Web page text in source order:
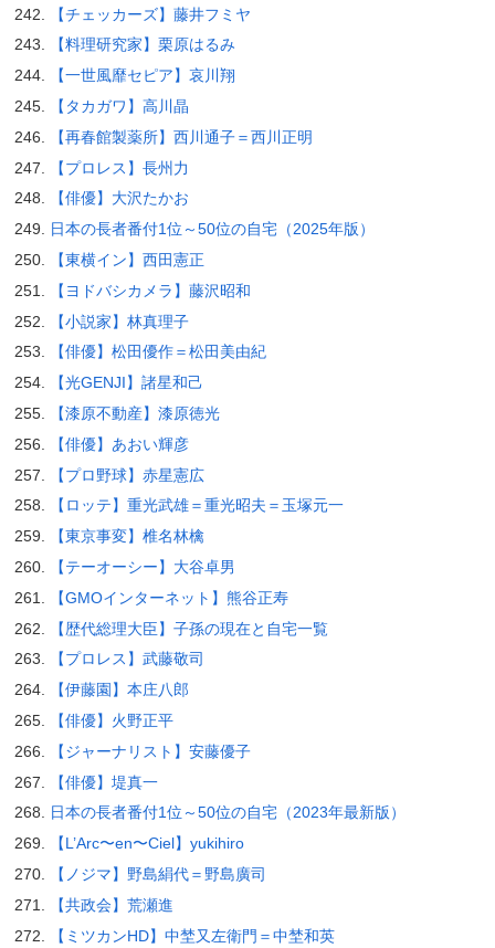
【チェッカーズ】藤井フミヤ
【料理研究家】栗原はるみ
【一世風靡セピア】哀川翔
【タカガワ】高川晶
【再春館製薬所】西川通子＝西川正明
【プロレス】長州力
【俳優】大沢たかお
日本の長者番付1位～50位の自宅（2025年版）
【東横イン】西田憲正
【ヨドバシカメラ】藤沢昭和
【小説家】林真理子
【俳優】松田優作＝松田美由紀
【光GENJI】諸星和己
【漆原不動産】漆原徳光
【俳優】あおい輝彦
【プロ野球】赤星憲広
【ロッテ】重光武雄＝重光昭夫＝玉塚元一
【東京事変】椎名林檎
【テーオーシー】大谷卓男
【GMOインターネット】熊谷正寿
【歴代総理大臣】子孫の現在と自宅一覧
【プロレス】武藤敬司
【伊藤園】本庄八郎
【俳優】火野正平
【ジャーナリスト】安藤優子
【俳優】堤真一
日本の長者番付1位～50位の自宅（2023年最新版）
【L’Arc〜en〜Ciel】yukihiro
【ノジマ】野島絹代＝野島廣司
【共政会】荒瀬進
【ミツカンHD】中埜又左衛門＝中埜和英